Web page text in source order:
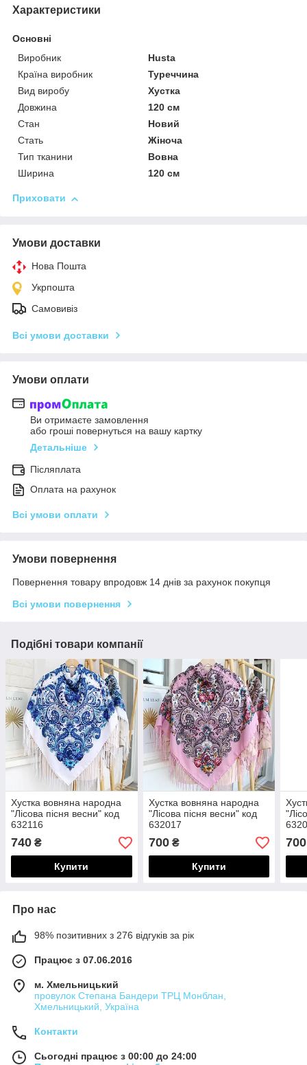
Характеристики
Основні
Виробник
Husta
Країна виробник
Туреччина
Вид виробу
Хустка
Довжина
120 см
Стан
Новий
Стать
Жіноча
Тип тканини
Вовна
Ширина
120 см
Приховати
Умови доставки
Нова Пошта
Укрпошта
Самовивіз
Всі умови доставки
Умови оплати
Ви отримаєте замовлення
або гроші повернуться на вашу картку
Детальніше
Післяплата
Оплата на рахунок
Всі умови оплати
Умови повернення
Повернення товару впродовж 14 днів за рахунок покупця
Всі умови повернення
Подібні товари компанії
Хустка вовняна народна
"Лісова пісня весни" код
632116
740 ₴
Купити
Хустка вовняна народна
"Лісова пісня весни" код
632017
700₴
Купити
700
Про нас
98% позитивних з 276 відгуків за рік
Працює з 07.06.2016
м. Хмельницький
провулок Степана Бандери ТРЦ Монблан,
Хмельницький, Україна
Контакти
Сьогодні працює з 00:00 до 24:00